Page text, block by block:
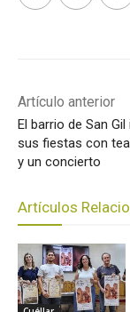
Artículo anterior
El barrio de San
sus fiestas con
y un concierto
Artículos